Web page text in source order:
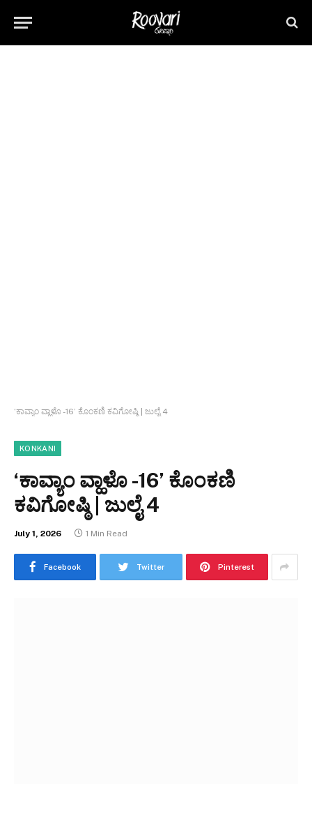
‘ಕಾವ್ಯಾಂ ವ್ಹಾಳೊ -16’ ಕೊಂಕಣಿ ಕವಿಗೋಷ್ಠಿ | ಜುಲೈ 4
KONKANI
‘ಕಾವ್ಯಾಂ ವ್ಹಾಳೊ -16’ ಕೊಂಕಣಿ
ಕವಿಗೋಷ್ಠಿ | ಜುಲೈ 4
July 1, 2026 1 Min Read
Facebook Twitter Pinterest